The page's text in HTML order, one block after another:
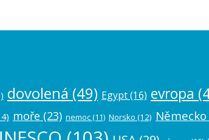
dovolená (49) Egypt(16) evropa
moře (23) nemoc(11) Norsko (12) Německo